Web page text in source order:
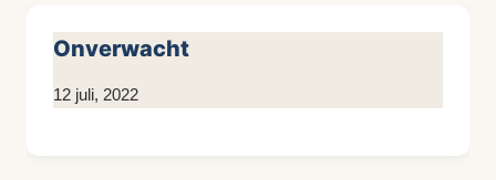
Onverwacht
Door
12 juli, 2022